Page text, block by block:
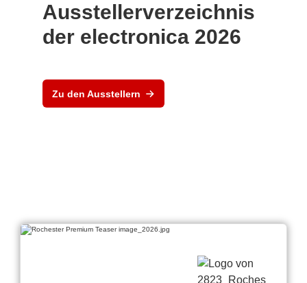
Ausstellerverzeichnis
der electronica 2026
Zu den Ausstellern